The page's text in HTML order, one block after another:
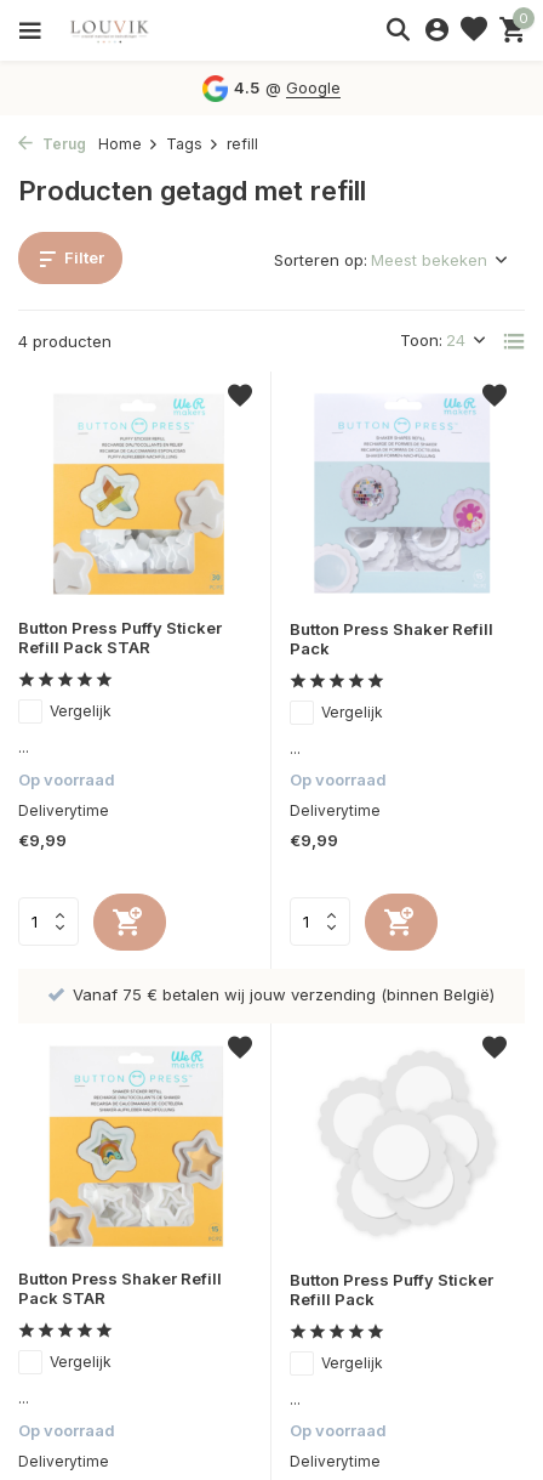
0
4.5 @Google
Terug Home Tags refill
Producten getagd met refill
Filter
4 producten Toon:
Sorteren op:
Button Press Puffy Sticker
Refill Pack STAR
Vergelijk
...
Op voorraad
Deliverytime
€9,99
Button Press Shaker Refill
Pack
Vergelijk
...
Op voorraad
Deliverytime
€9,99
Vanaf 75 € betalen wij jouw verzending (binnen België)
Button Press Shaker Refill
Pack STAR
Vergelijk
...
Op voorraad
Deliverytime
Button Press Puffy Sticker
Refill Pack
Vergelijk
...
Op voorraad
Deliverytime